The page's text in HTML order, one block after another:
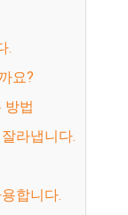
.
요?
방법
잘라냅니다.
용합니다.